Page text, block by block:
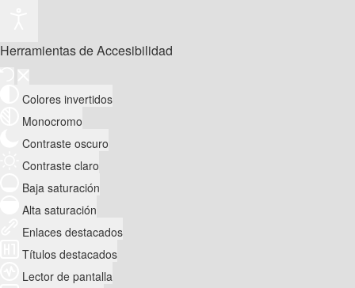
Herramientas de Accesibilidad
Colores invertidos
Monocromo
Contraste oscuro
Contraste claro
Baja saturación
Alta saturación
Enlaces destacados
Títulos destacados
Lector de pantalla